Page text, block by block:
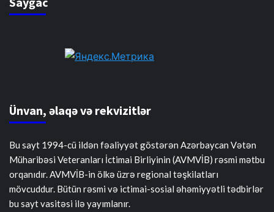
Ünvan, əlaqə və rekvizitlər
Bu sayt 1994-cü ildən fəaliyyət göstərən Azərbaycan Vətən
Müharibəsi Veteranları İctimai Birliyinin (AVMVİB) rəsmi mətbu
orqanıdır. AVMVİB-in ölkə üzrə regional təşkilatları
mövcuddur. Bütün rəsmi və ictimai-sosial əhəmiyyətli tədbirlər
bu sayt vasitəsi ilə yayımlanır.